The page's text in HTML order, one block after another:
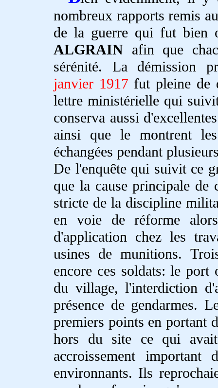
nombreux rapports remis
de la guerre qui fut bien
ALGRAIN afin que
sérénité. La démission
janvier 1917fut pleine de
lettre ministérielle qui
conserva aussi
ainsi que le montrent
échangées pendant
De l'enquête qui suivit ce
que la cause principale de
stricte de la discipline
en voie de réforme
d'application chez les
usines de munitions.
encore ces soldats: le
du village, l'interdiction
présence de gendarmes.
premiers points en portant
hors du site ce qui avait
accroissement
environnants. Ils